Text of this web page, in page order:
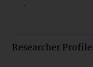
.
Researcher